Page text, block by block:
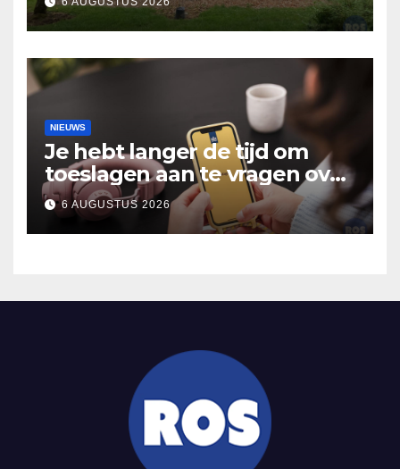
verhalen in Bomentuin D’n
Hooidonk
NIEUWS
Je hebt langer de tijd om
toeslagen aan te vragen over
2025
6 AUGUSTUS 2026